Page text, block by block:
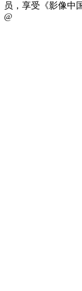
员，享受《影像中
@